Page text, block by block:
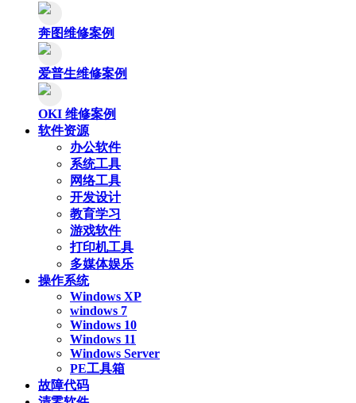
奔图维修案例
爱普生维修案例
OKI 维修案例
软件资源
办公软件
系统工具
网络工具
开发设计
教育学习
游戏软件
打印机工具
多媒体娱乐
操作系统
Windows XP
windows 7
Windows 10
Windows 11
Windows Server
PE工具箱
故障代码